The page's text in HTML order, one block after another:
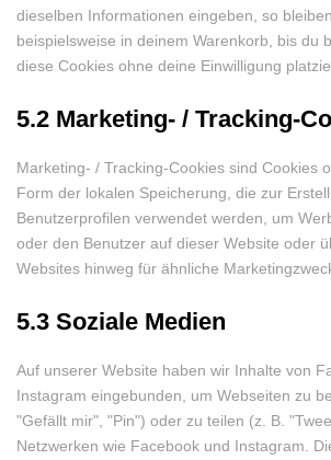
dieselben Informationen eingeben, so
beispielsweise in deinem Warenkorb, bis du
diese Cookies ohne deine Einwilligung
5.2 Marketing- / Tracking-
Marketing- / Tracking-Cookies sind Cookies
Form der lokalen Speicherung, die zur
Benutzerprofilen verwendet werden, um
oder den Benutzer auf dieser Website oder
Websites hinweg für ähnliche
5.3 Soziale Medien
Auf unserer Website haben wir Inhalte von
Instagram eingebunden, um Webseiten zu
"Gefällt mir", "Pin") oder zu teilen (z. B.
Netzwerken wie Facebook und Instagram.